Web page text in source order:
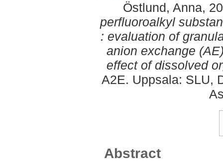
Östlund, Anna,
perfluoroalkyl
: evaluation of
anion exchange
effect of dissolved
A2E. Uppsala: SLU,
Abstract